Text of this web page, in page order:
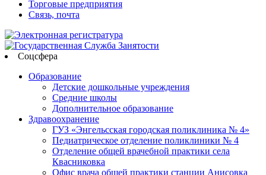
Торговые предприятия
Связь, почта
Соцсфера
Образование
Детские дошкольные учреждения
Средние школы
Дополнительное образование
Здравоохранение
ГУЗ «Энгельсская городская поликлиника № 4»
Педиатрическое отделение поликлиники № 4
Отделение общей врачебной практики села
Квасниковка
Офис врача общей практики станции Анисовка